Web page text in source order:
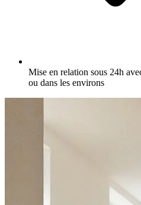
Mise en relation sous 24h
ou dans les environs